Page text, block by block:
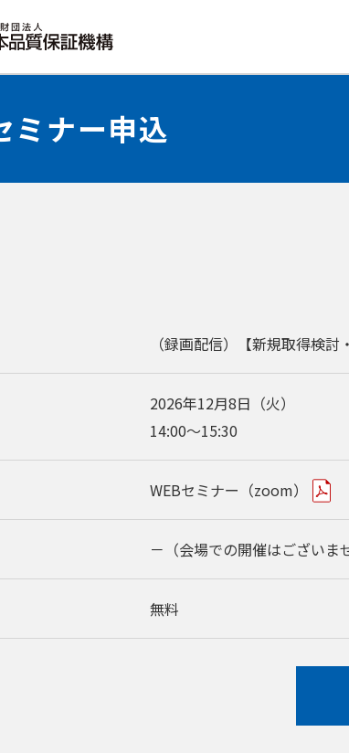
ミナー申込
（録画配信）【新規取得検
2026年12月8日（火）
14:00〜15:30
WEBセミナー（zoom）
－（会場での開催はございま
無料